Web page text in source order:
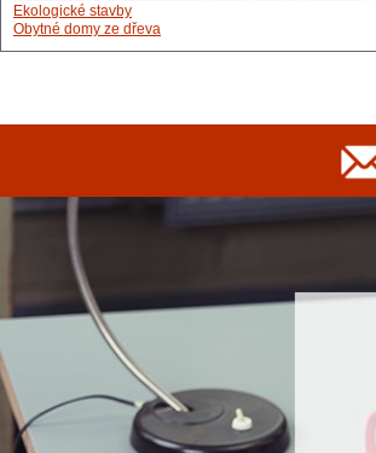
Ekologické stavby
Obytné domy ze dřeva